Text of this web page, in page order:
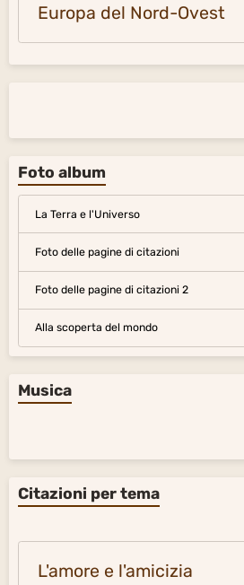
Europa del Nord-Ovest
Foto album
La Terra e l'Universo
Foto delle pagine di citazioni
Foto delle pagine di citazioni 2
Alla scoperta del mondo
Musica
Citazioni per tema
L'amore e l'amicizia